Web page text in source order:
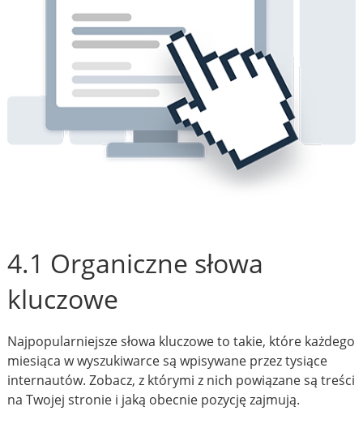
4.1 Organiczne słowa
kluczowe
Najpopularniejsze słowa kluczowe to takie, które każdego
miesiąca w wyszukiwarce są wpisywane przez tysiące
internautów. Zobacz, z którymi z nich powiązane są treści
na Twojej stronie i jaką obecnie pozycję zajmują.